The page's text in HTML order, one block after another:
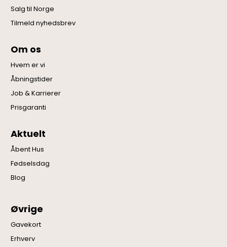
Salg til Norge
Tilmeld nyhedsbrev
Om os
Hvem er vi
Åbningstider
Job & Karrierer
Prisgaranti
Aktuelt
Åbent Hus
Fødselsdag
Blog
Øvrige
Gavekort
Erhverv